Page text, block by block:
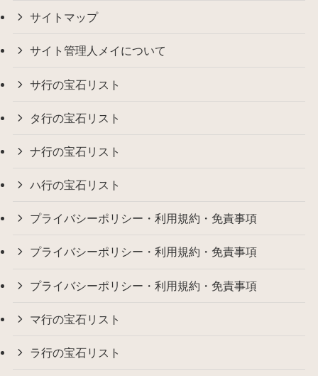
サイトマップ
サイト管理人メイについて
サ行の宝石リスト
タ行の宝石リスト
ナ行の宝石リスト
ハ行の宝石リスト
プライバシーポリシー・利用規約・免責事項
プライバシーポリシー・利用規約・免責事項
プライバシーポリシー・利用規約・免責事項
マ行の宝石リスト
ラ行の宝石リスト